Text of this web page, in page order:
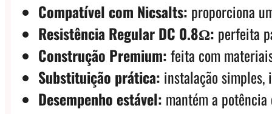
Compatível com Nicsalts: proporciona
Resistência Regular DC 0.8Ω: perfeita
Construção Premium:feita com
Substituição prática: instalação
Desempenho estável: mantém a